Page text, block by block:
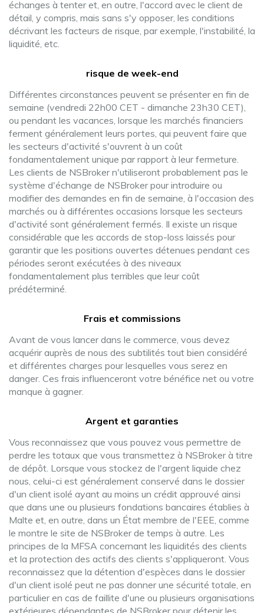
échanges à tenter et, en outre, l'accord avec le client de
détail, y compris, mais sans s'y opposer, les conditions
décrivant les facteurs de risque, par exemple, l'instabilité, la
liquidité, etc.
risque de week-end
Différentes circonstances peuvent se présenter en fin de
semaine (vendredi 22h00 CET - dimanche 23h30 CET),
ou pendant les vacances, lorsque les marchés financiers
ferment généralement leurs portes, qui peuvent faire que
les secteurs d'activité s'ouvrent à un coût
fondamentalement unique par rapport à leur fermeture.
Les clients de NSBroker n'utiliseront probablement pas le
système d'échange de NSBroker pour introduire ou
modifier des demandes en fin de semaine, à l'occasion des
marchés ou à différentes occasions lorsque les secteurs
d'activité sont généralement fermés. Il existe un risque
considérable que les accords de stop-loss laissés pour
garantir que les positions ouvertes détenues pendant ces
périodes seront exécutées à des niveaux
fondamentalement plus terribles que leur coût
prédéterminé.
Frais et commissions
Avant de vous lancer dans le commerce, vous devez
acquérir auprès de nous des subtilités tout bien considéré
et différentes charges pour lesquelles vous serez en
danger. Ces frais influenceront votre bénéfice net ou votre
manque à gagner.
Argent et garanties
Vous reconnaissez que vous pouvez vous permettre de
perdre les totaux que vous transmettez à NSBroker à titre
de dépôt. Lorsque vous stockez de l'argent liquide chez
nous, celui-ci est généralement conservé dans le dossier
d'un client isolé ayant au moins un crédit approuvé ainsi
que dans une ou plusieurs fondations bancaires établies à
Malte et, en outre, dans un État membre de l'EEE, comme
le montre le site de NSBroker de temps à autre. Les
principes de la MFSA concernant les liquidités des clients
et la protection des actifs des clients s'appliqueront. Vous
reconnaissez que la détention d'espèces dans le dossier
d'un client isolé peut ne pas donner une sécurité totale, en
particulier en cas de faillite d'une ou plusieurs organisations
extérieures dépendantes de NSBroker pour détenir les